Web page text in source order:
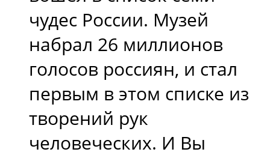
чудес России. Музей
набрал 26 миллионов
голосов россиян, и стал
первым в этом списке из
творений рук
человеческих. И Вы